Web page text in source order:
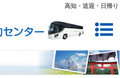
高知・送迎・日帰り